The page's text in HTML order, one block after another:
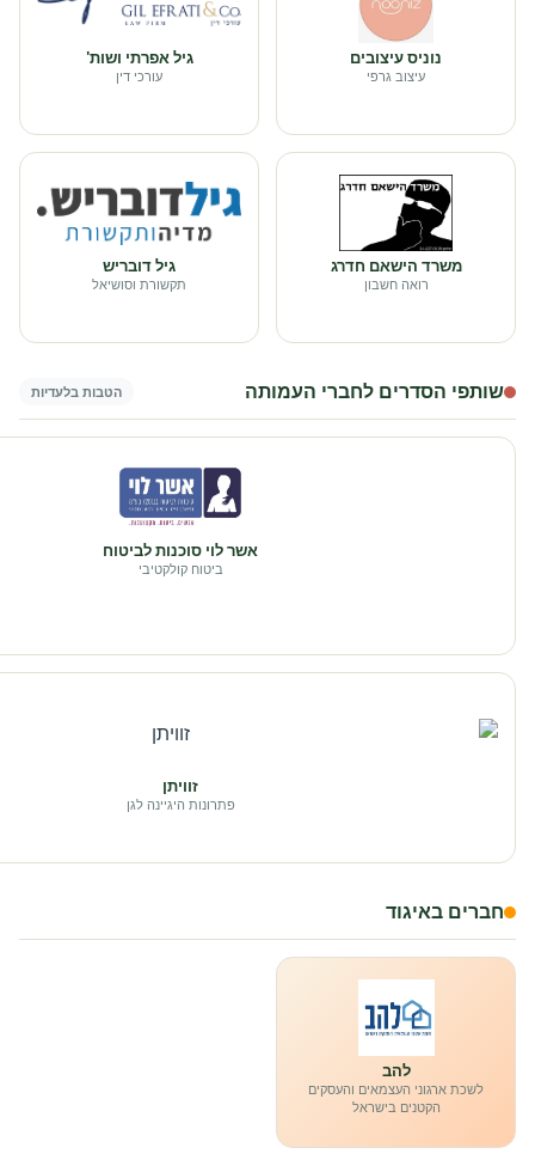
נוניס עיצובים
עיצוב גרפי
גיל אפרתי ושות'
עורכי דין
משרד הישאם חדרג
רואה חשבון
גיל דובריש
תקשורת וסושיאל
שותפי הסדרים לחברי העמותה הטבות בלעדיות
אשר לוי סוכנות לביטוח
ביטוח קולקטיבי
זוויתן
פתרונות היגיינה לגן
חברים באיגוד
להב
לשכת ארגוני העצמאים והעסקים
הקטנים בישראל